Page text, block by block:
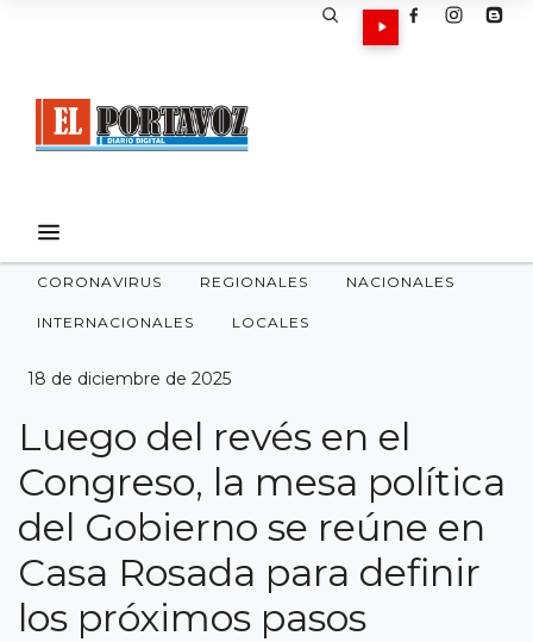
CORONAVIRUS REGIONALES NACIONALES
INTERNACIONALES LOCALES
18 de diciembre de 2025
Luego del revés en el
Congreso, la mesa política
del Gobierno se reúne en
Casa Rosada para definir
los próximos pasos